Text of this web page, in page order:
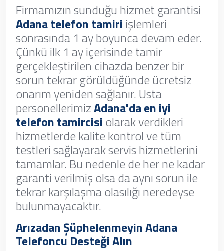
Firmamızın sunduğu hizmet garantisi
Adana telefon tamiriişlemleri
sonrasında 1 ay boyunca devam eder.
Çünkü ilk 1 ay içerisinde tamir
gerçekleştirilen cihazda benzer bir
sorun tekrar görüldüğünde ücretsiz
onarım yeniden sağlanır. Usta
personellerimizAdana'da en iyi
telefon tamircisiolarak verdikleri
hizmetlerde kalite kontrol ve tüm
testleri sağlayarak servis hizmetlerini
tamamlar. Bu nedenle de her ne kadar
garanti verilmiş olsa da aynı sorun ile
tekrar karşılaşma olasılığı neredeyse
bulunmayacaktır.
Arızadan Şüphelenmeyin Adana
Telefoncu Desteği Alın